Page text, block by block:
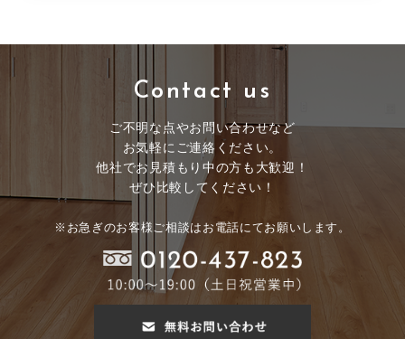
Contact us
ご不明な点やお問い合わせなど
お気軽にご連絡ください。
他社でお見積もり中の方も大歓迎！
ぜひ比較してください！
※お急ぎのお客様ご相談はお電話にてお願いします。